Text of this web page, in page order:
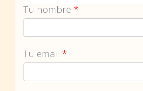
Tu nombre *
Tu email *